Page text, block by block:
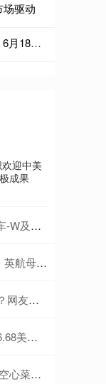
驱动
仁信 股票行情快报：香山股份（002870）6月18日主力资金净买入860.54万元
迎中美
成果
涨超4%
军事演习_中国
赛_球迷
/盎司
格行情